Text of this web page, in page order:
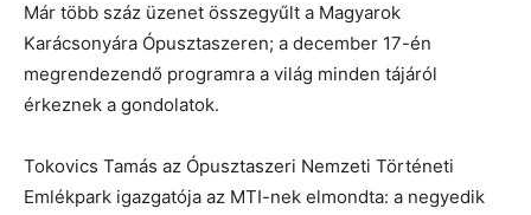
Már több száz üzenet összegyűlt a Magyarok
Karácsonyára Ópusztaszeren; a december 17-én
megrendezendő programra a világ minden tájáról
érkeznek a gondolatok.
Tokovics Tamás az Ópusztaszeri Nemzeti Történeti
Emlékpark igazgatója az MTI-nek elmondta: a negyedik